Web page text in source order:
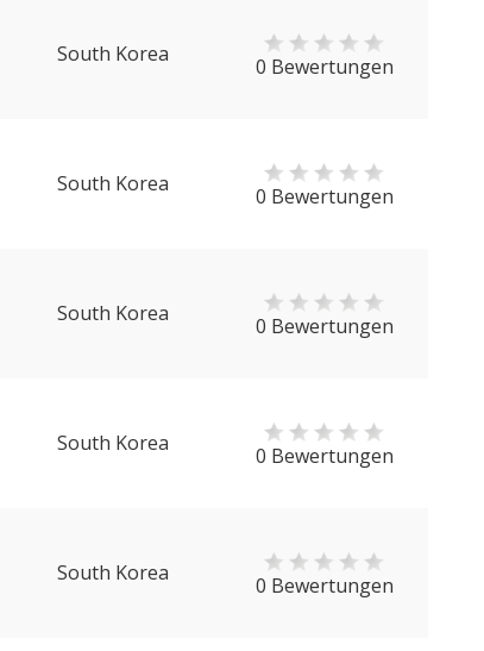
South Korea 0 Bewertungen
South Korea 0 Bewertungen
South Korea 0 Bewertungen
South Korea 0 Bewertungen
South Korea 0 Bewertungen